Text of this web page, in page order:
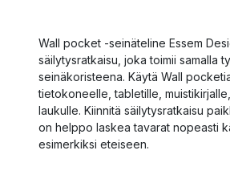
Wall pocket -seinäteline Essem
säilytysratkaisu, joka toimii samalla
seinäkoristeena. Käytä Wall
tietokoneelle, tabletille,
laukulle. Kiinnitä säilytysratkaisu
on helppo laskea tavarat nopeasti
esimerkiksi eteiseen.